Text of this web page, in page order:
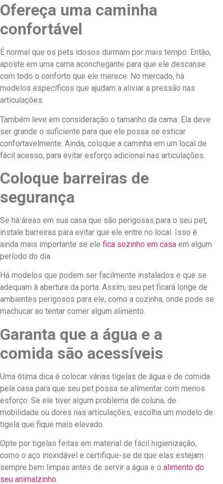
Ofereça uma caminha
confortável
É normal que os pets idosos durmam por mais tempo. Então,
aposte em uma cama aconchegante para que ele descanse
com todo o conforto que ele merece. No mercado, há
modelos específicos que ajudam a aliviar a pressão nas
articulações.
Também leve em consideração o tamanho da cama. Ela deve
ser grande o suficiente para que ele possa se esticar
confortavelmente. Ainda, coloque a caminha em um local de
fácil acesso, para evitar esforço adicional nas articulações.
Coloque barreiras de
segurança
Se há áreas em sua casa que são perigosas para o seu pet,
instale barreiras para evitar que ele entre no local. Isso é
ainda mais importante se ele fica sozinho em casa em algum
período do dia.
Há modelos que podem ser facilmente instalados e que se
adequam à abertura da porta. Assim, seu pet ficará longe de
ambientes perigosos para ele, como a cozinha, onde pode se
machucar ao tentar comer algum alimento.
Garanta que a água e a
comida são acessíveis
Uma ótima dica é colocar várias tigelas de água e de comida
pela casa para que seu pet possa se alimentar com menos
esforço. Se ele tiver algum problema de coluna, de
mobilidade ou dores nas articulações, escolha um modelo de
tigela que fique mais elevado.
Opte por tigelas feitas em material de fácil higienização,
como o aço inoxidável e certifique-se de que elas estejam
sempre bem limpas antes de servir a água e o alimento do
seu animalzinho.